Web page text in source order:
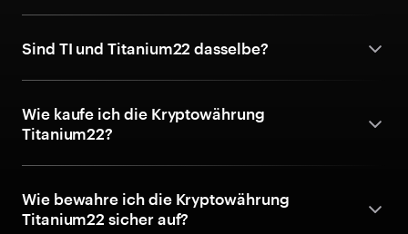
Sind TI und Titanium22 dasselbe?
Wie kaufe ich die Kryptowährung
Titanium22?
Wie bewahre ich die Kryptowährung
Titanium22 sicher auf?